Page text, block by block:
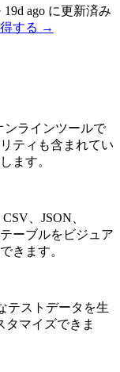
19d ago に更新済み
する →
ンラインツールで
ティも含まれてい
ます。
、JSON、
ーブルをビジュア
きます。
テストデータを生
タマイズできま